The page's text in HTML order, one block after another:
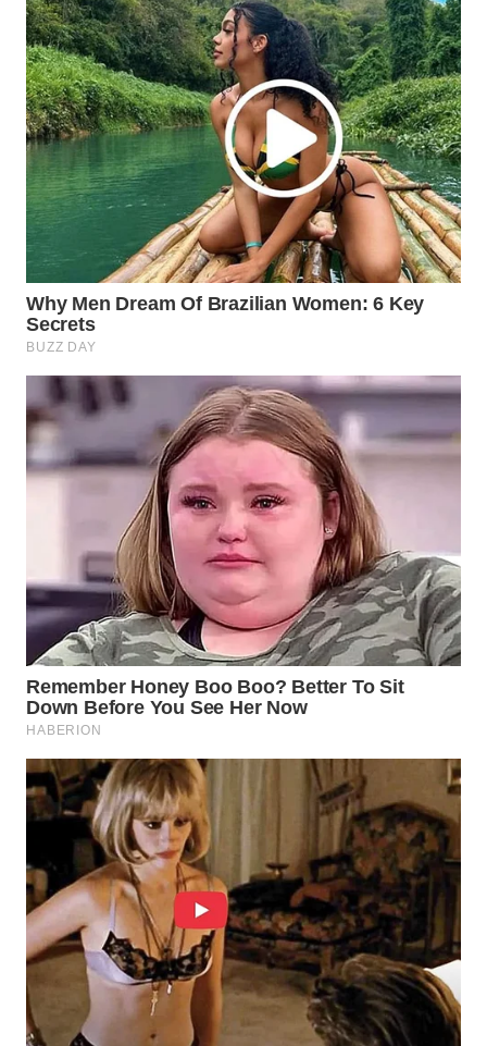
WAHANA
KONSUMEN
WAHANA
LISTRIK
WAHANA
TRAVEL
WAHANA
WAHANANEWS
ID
WAHANANEWS
WAHANANEWS
WAHANA
SPORT
WAHANA
UMKM
WAHANA
SELEB
WAHANA
PERSONA
WAHANA
OTOMOTIF
WAHANA
HEALTH